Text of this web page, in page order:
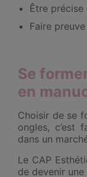
Être précise
Faire
Se
en
Choisir de se
ongles, c’est
dans un
Le CAP
de devenir